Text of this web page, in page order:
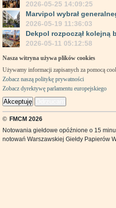
2026-05-25 14:09:25
Marvipol wybrał
2026-05-19 11:36:03
Dekpol rozpoczął kolejną
2026-05-11 05:12:58
Nasza witryna używa plików cookies
Używamy informacji zapisanych za pomocą
Zobacz naszą politykę prywatności
Zobacz dyrektywę parlamentu europejskiego
Akceptuję
© FMCM 2026
Notowania giełdowe opóźnione o 15
notowań Warszawskiej Giełdy Papierów